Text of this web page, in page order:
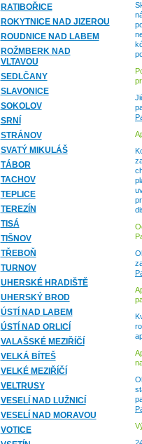
RATIBOŘICE
ROKYTNICE NAD JIZEROU
ROUDNICE NAD LABEM
ROŽMBERK NAD
VLTAVOU
SEDLČANY
SLAVONICE
SOKOLOV
SRNÍ
STRÁNOV
SVATÝ MIKULÁŠ
TÁBOR
TACHOV
TEPLICE
TEREZÍN
TISÁ
TIŠNOV
TŘEBOŇ
TURNOV
UHERSKÉ HRADIŠTĚ
UHERSKÝ BROD
ÚSTÍ NAD LABEM
ÚSTÍ NAD ORLICÍ
VALAŠSKÉ MEZIŘÍČÍ
VELKÁ BÍTEŠ
VELKÉ MEZIŘÍČÍ
VELTRUSY
VESELÍ NAD LUŽNICÍ
VESELÍ NAD MORAVOU
VOTICE